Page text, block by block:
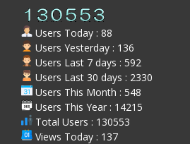
Users Today : 88
Users Yesterday : 136
Users Last 7 days : 592
Users Last 30 days : 2330
Users This Month : 548
Users This Year : 14215
Total Users : 130553
Views Today : 137